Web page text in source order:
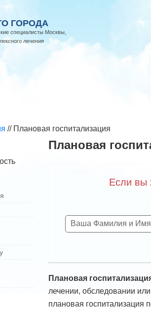
ГОРОДА
специалисты Москвы,
лечения
// Плановая госпитализация
Плановая
Если вы
Плановая
лечении, обследовании
плановая госпитализация